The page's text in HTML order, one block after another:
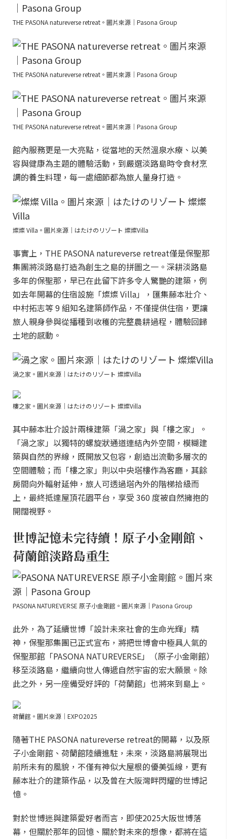
THE PASONA natureverse retreat。圖片來源｜Pasona Group
THE PASONA natureverse retreat。圖片來源｜Pasona Group
THE PASONA natureverse retreat。圖片來源｜Pasona Group
館內服務更是一大亮點，從當地的天然溫泉水療、以美
容與健康為主題的體驗活動，到嚴選淡路島時令食材烹
調的養生料理，每一處細節都為旅人量身打造。
燦燦 Villa。圖片來源｜はたけのリゾート 燦燦Villa
事實上，THE PASONA natureverse retreat僅是保聖那
集團將淡路島打造為創生之島的拼圖之一。深耕淡路島
多年的保聖那，早已在此留下許多令人驚艷的建築，例
如去年開幕的住宿設施「燦燦 Villa」，匯集藤本壯介、
中村拓志等 9 組知名建築師作品，不僅提供住宿，更讓
旅人親身參與從播種到收穫的完整農耕過程，體驗回歸
土地的感動。
渦之家。圖片來源｜はたけのリゾート 燦燦Villa
樓之家。圖片來源｜はたけのリゾート 燦燦Villa
其中藤本壯介設計兩棟建築「渦之家」與「樓之家」。
「渦之家」以獨特的螺旋狀通道連結內外空間，模糊建
築與自然的界線，既開放又包容，創造出流動多層次的
空間體驗；而「樓之家」則以中央塔樓作為客廳，其餘
房間向外輻射延伸，旅人可透過塔內外的階梯拾級而
上，最終抵達屋頂花園平台，享受 360 度被自然擁抱的
開闊視野。
世博記憶未完待續！原子小金剛館、
荷蘭館淡路島重生
PASONA NATUREVERSE 原子小金剛館。圖片來源｜Pasona Group
此外，為了延續世博「設計未來社會的生命光輝」精
神，保聖那集團已正式宣布，將把世博會中極具人氣的
保聖那館「PASONA NATUREVERSE」（原子小金剛館）
移至淡路島，繼續向世人傳遞自然宇宙的宏大願景。除
此之外，另一座備受好評的「荷蘭館」也將來到島上。
荷蘭館。圖片來源｜EXPO2025
隨著THE PASONA natureverse retreat的開幕，以及原
子小金剛館、荷蘭館陸續進駐，未來，淡路島將展現出
前所未有的風貌，不僅有神似大屋根的優美弧線，更有
藤本壯介的建築作品，以及曾在大阪灣畔閃耀的世博記
憶。
對於世博迷與建築愛好者而言，即使2025大阪世博落
幕，但關於那年的回憶、關於對未來的想像，都將在這